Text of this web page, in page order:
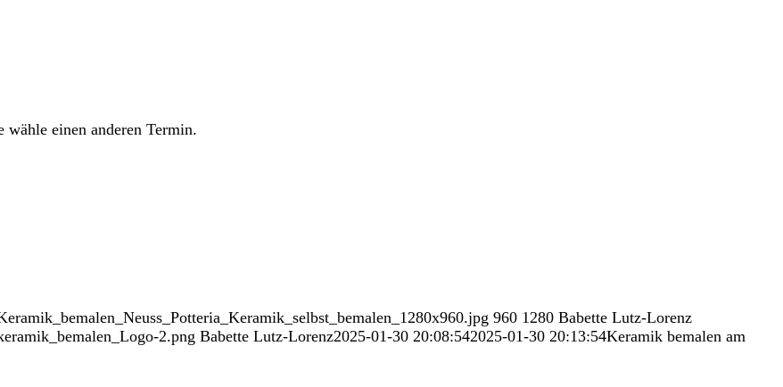
einen anderen Termin.
960 1280 Babette Lutz-Lorenz
2.png Babette Lutz-Lorenz2025-01-30 20:08:542025-01-30 20:13:54Keramik bemalen am